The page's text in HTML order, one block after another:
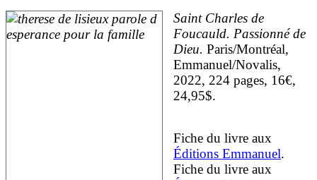
Saint Charles de
Foucauld. Passionné de
Dieu. Paris/Montréal,
Emmanuel/Novalis,
2022, 224 pages, 16€,
24,95$.
Fiche du livre aux
Éditions Emmanuel.
Fiche du livre aux